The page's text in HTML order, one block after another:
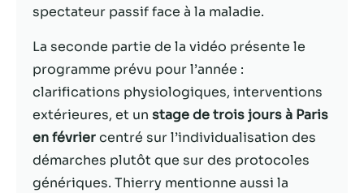
spectateur passif face à la maladie.
La seconde partie de la vidéo présente le
programme prévu pour l’année :
clarifications physiologiques, interventions
extérieures, et un stage de trois jours à Paris
en févriercentré sur l’individualisation des
démarches plutôt que sur des protocoles
génériques. Thierry mentionne aussi la
fonctionnalité
du site Web,
en fonction
de la façon
dont le site
Web est
Experience